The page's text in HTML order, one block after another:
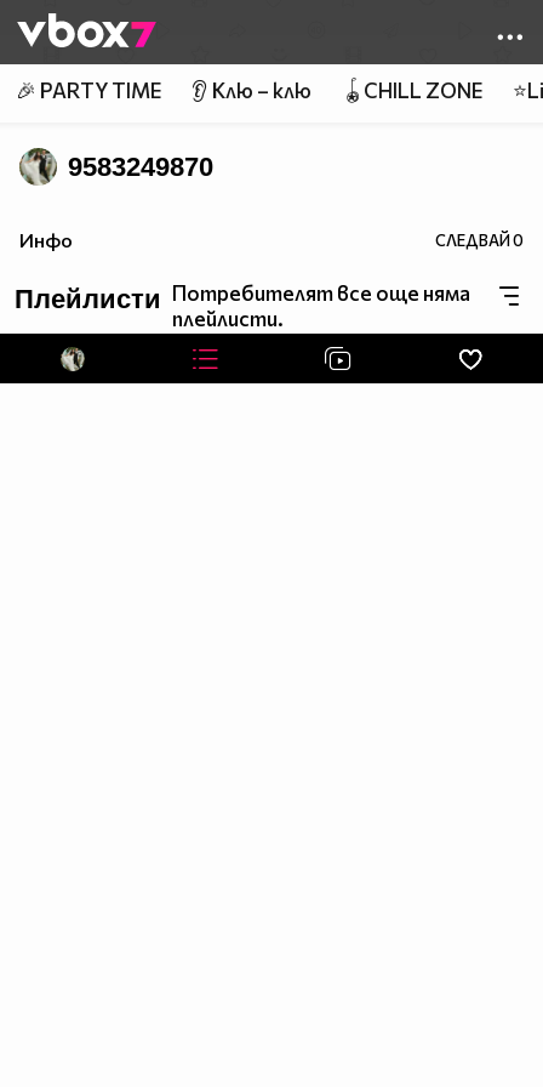
👾
🎉 PARTY TIME 👂 Клю – клю 🪀CHILL ZONE
9583249870
Инфо СЛЕДВАЙ0
Плейлисти Потребителят все още няма
плейлисти.